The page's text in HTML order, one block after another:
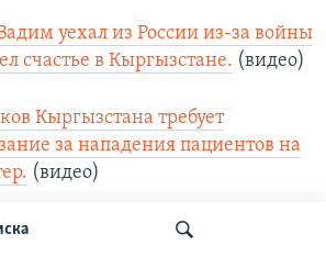
уехал из России из-за войны
счастье в Кыргызстане. (видео)
Кыргызстана требует
за нападения пациентов на
(видео)
как сталкивались с